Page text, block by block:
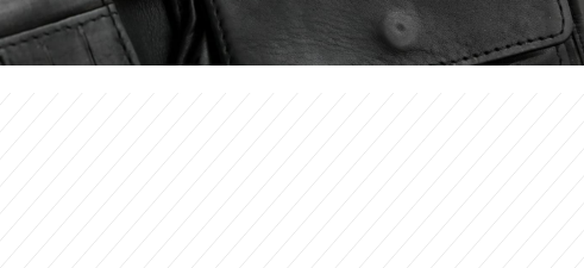
Trinity Bank Lukáš Kovanda řekl, že německé
za 75 až 100 let.